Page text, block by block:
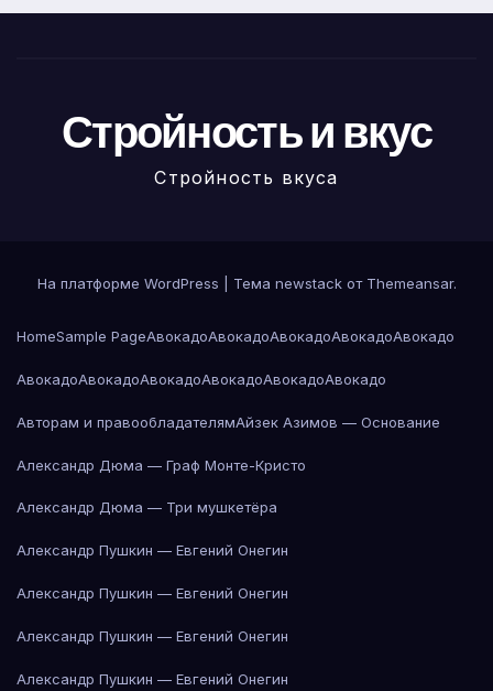
Стройность и вкус
Стройность вкуса
На платформе WordPress Тема newstack от Themeansar.
HomeSample PageАвокадоАвокадоАвокадоАвокадоАвокадо
АвокадоАвокадоАвокадоАвокадоАвокадоАвокадо
Авторам и правообладателямАйзек Азимов — Основание
Александр Дюма — Граф Монте-Кристо
Александр Дюма — Три мушкетёра
Александр Пушкин — Евгений Онегин
Александр Пушкин — Евгений Онегин
Александр Пушкин — Евгений Онегин
Александр Пушкин — Евгений Онегин